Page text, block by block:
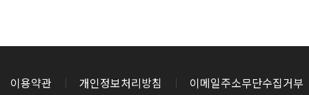
이용약관 개인정보처리방침 이메일주소무단수집거부